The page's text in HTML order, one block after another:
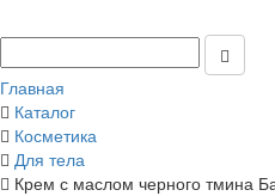
Главная
Каталог
Косметика
Для тела
Крем с маслом черного тмина